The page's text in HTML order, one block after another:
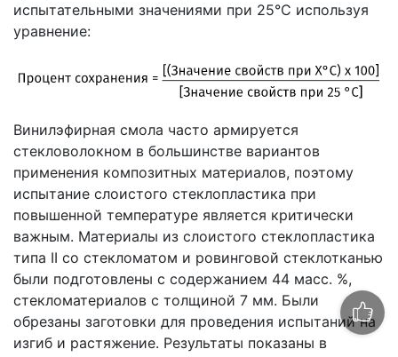
испытательными значениями при 25°C используя
уравнение:
Винилэфирная смола часто армируется
стекловолокном в большинстве вариантов
применения композитных материалов, поэтому
испытание слоистого стеклопластика при
повышенной температуре является критически
важным. Материалы из слоистого стеклопластика
типа II со стекломатом и ровинговой стеклотканью
были подготовлены с содержанием 44 масс. %,
стекломатериалов с толщиной 7 мм. Были
обрезаны заготовки для проведения испытаний на
изгиб и растяжение. Результаты показаны в